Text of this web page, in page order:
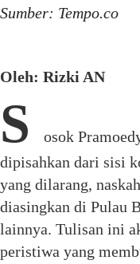
Sumber: Tempo.co
Oleh: Rizki AN
S
osok
dipisahkan dari sisi
yang dilarang,
diasingkan di Pulau
lainnya. Tulisan ini
peristiwa yang